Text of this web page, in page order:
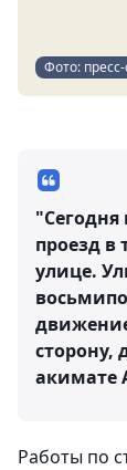
Фото:
"Сегодня
проезд в
улице.
сторону,
акимате
Работы по